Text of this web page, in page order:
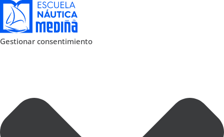
Gestionar consentimiento